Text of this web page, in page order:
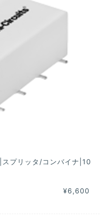
プリッタ/コンバイナ|10
¥6,600